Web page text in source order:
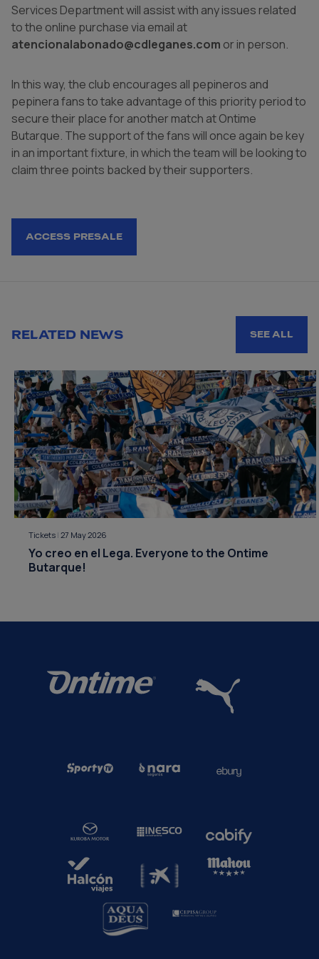
Services Department will assist with any issues related
to the online purchase via email at
atencionalabonado@cdleganes.com or in person.
In this way, the club encourages all pepineros and
pepinera fans to take advantage of this priority period to
secure their place for another match at Ontime
Butarque. The support of the fans will once again be key
in an important fixture, in which the team will be looking to
claim three points backed by their supporters.
ACCESS PRESALE
RELATED NEWS SEE ALL
Tickets | 27 May 2026
Yo creo en el Lega. Everyone to the Ontime
Butarque!